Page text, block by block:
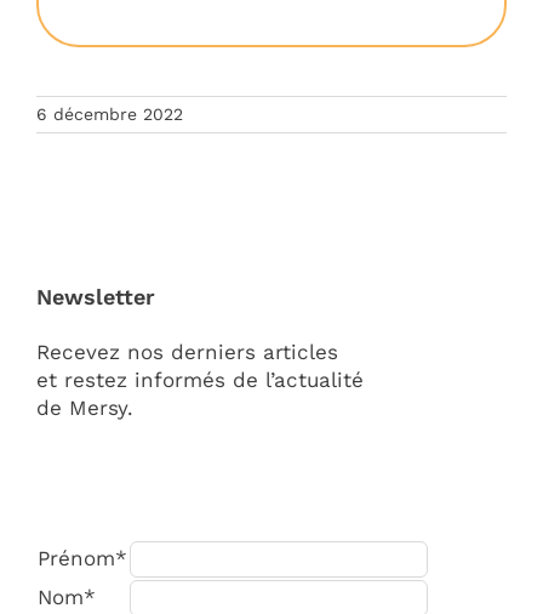
6 décembre 2022
Newsletter
Recevez nos derniers articles
et restez informés de l’actualité
de Mersy.
Prénom*
Nom*